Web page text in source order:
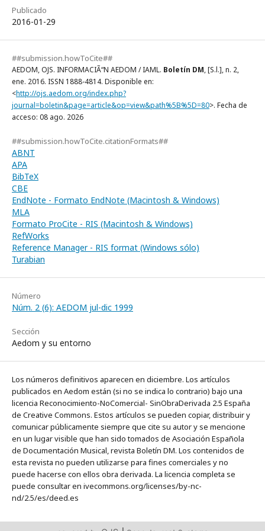
Publicado
2016-01-29
##submission.howToCite##
AEDOM, OJS. INFORMACIÃ“N AEDOM / IAML. Boletín DM, [S.l.], n. 2,
ene. 2016. ISSN 1888-4814. Disponible en:
<http://ojs.aedom.org/index.php?
journal=boletin&page=article&op=view&path%5B%5D=80>. Fecha de
acceso: 08 ago. 2026
##submission.howToCite.citationFormats##
ABNT
APA
BibTeX
CBE
EndNote - Formato EndNote (Macintosh & Windows)
MLA
Formato ProCite - RIS (Macintosh & Windows)
RefWorks
Reference Manager - RIS format (Windows sólo)
Turabian
Número
Núm. 2 (6): AEDOM jul-dic 1999
Sección
Aedom y su entorno
Los números definitivos aparecen en diciembre. Los artículos
publicados en Aedom están (si no se indica lo contrario) bajo una
licencia Reconocimiento-NoComercial- SinObraDerivada 2.5 España
de Creative Commons. Estos artículos se pueden copiar, distribuir y
comunicar públicamente siempre que cite su autor y se mencione
en un lugar visible que han sido tomados de Asociación Española
de Documentación Musical, revista Boletín DM. Los contenidos de
esta revista no pueden utilizarse para fines comerciales y no
puede hacerse con ellos obra derivada. La licencia completa se
puede consultar en ivecommons.org/licenses/by-nc-
nd/2.5/es/deed.es